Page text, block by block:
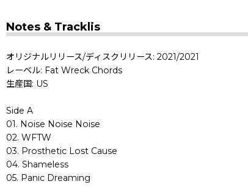
Notes & Tracklis
オリジナルリリース/ディスクリリース: 2021/2021
レーベル: Fat Wreck Chords
生産国: US
Side A
01. Noise Noise Noise
02. WFTW
03. Prosthetic Lost Cause
04. Shameless
05. Panic Dreaming